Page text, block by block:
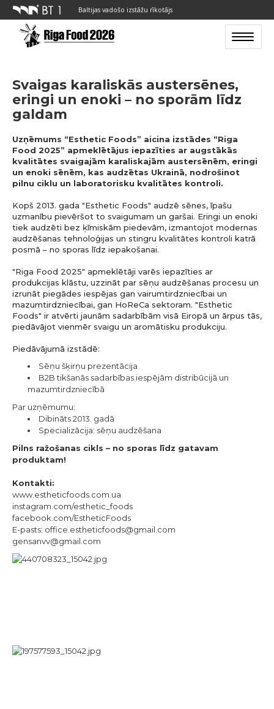
Baltijas vadošo izstāžu rīkotājs
Toggle
Svaigas karaliskās austersēnes,
eringi un enoki – no sporām līdz
galdam
Uzņēmums “Esthetic Foods” aicina izstādes “Riga
Food 2025” apmeklētājus iepazīties ar augstākās
kvalitātes svaigajām karaliskajām austersēnēm, eringi
un enoki sēnēm, kas audzētas Ukrainā, nodrošinot
pilnu ciklu un laboratorisku kvalitātes kontroli.
Kopš 2013. gada "Esthetic Foods" audzē sēnes, īpašu
uzmanību pievēršot to svaigumam un garšai. Eringi un enoki
tiek audzēti bez ķīmiskām piedevām, izmantojot modernas
audzēšanas tehnoloģijas un stingru kvalitātes kontroli katrā
posmā – no sporas līdz iepakošanai.
"Riga Food 2025" apmeklētāji varēs iepazīties ar
produkcijas klāstu, uzzināt par sēņu audzēšanas procesu un
izrunāt piegādes iespējas gan vairumtirdzniecībai un
mazumtirdzniecībai, gan HoReCa sektoram. "Esthetic
Foods" ir atvērti jaunām sadarbībām visā Eiropā un ārpus tās,
piedāvājot vienmēr svaigu un aromātisku produkciju.
Piedāvājumā izstādē:
Sēņu šķirņu prezentācija
B2B tikšanās sadarbības iespējām distribūcijā un
mazumtirdzniecībā
Par uzņēmumu:
Dibināts 2013. gadā
Specializācija: sēņu audzēšana
Pilns ražošanas cikls – no sporas līdz gatavam
produktam!
Kontakti:
www.estheticfoods.com.ua
instagram.com/esthetic_foods
facebook.com/EstheticFoods
E-pasts: office.estheticfoods@gmail.com
gensanvv@gmail.com